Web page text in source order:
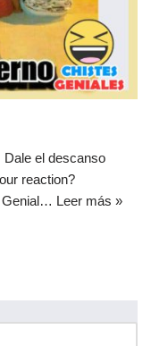
Dale el descanso
reaction?
Genial… Leer más »